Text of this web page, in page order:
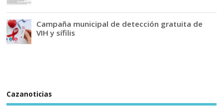
Campaña municipal de detección gratuita de
VIH y sífilis
Cazanoticias